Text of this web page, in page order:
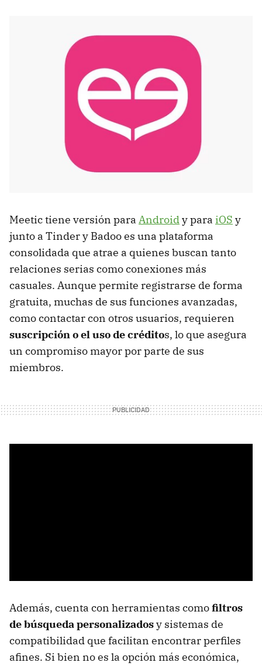
Meetic tiene versión para Androidy para iOS y
junto a Tinder y Badoo es una plataforma
consolidada que atrae a quienes buscan tanto
relaciones serias como conexiones más
casuales. Aunque permite registrarse de forma
gratuita, muchas de sus funciones avanzadas,
como contactar con otros usuarios, requieren
suscripción o el uso de créditos, lo que asegura
un compromiso mayor por parte de sus
miembros.
Además, cuenta con herramientas comofiltros
de búsqueda personalizadosy sistemas de
compatibilidad que facilitan encontrar perfiles
afines. Si bien no es la opción más económica,